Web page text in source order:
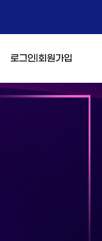
로그인 회원가입